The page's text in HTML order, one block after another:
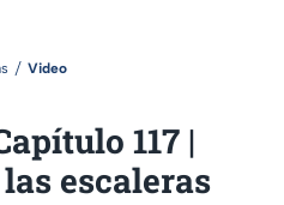
Video
117 |
escaleras